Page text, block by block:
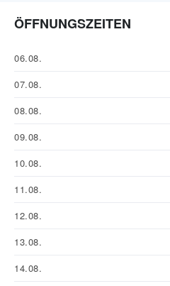
ÖFFNUNGSZEITEN
06.08.
07.08.
08.08.
09.08.
10.08.
11.08.
12.08.
13.08.
14.08.